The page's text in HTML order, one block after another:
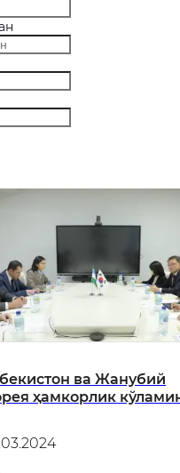
ва Жанубий
ҳамкорлик